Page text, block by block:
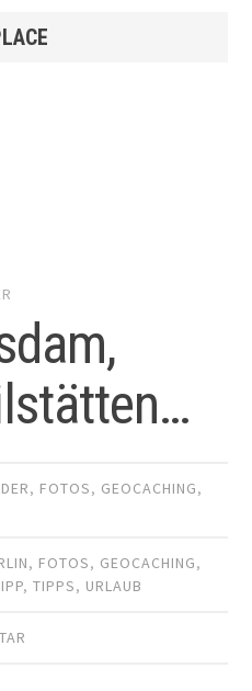
, FOTOS, GEOCACHING,
, FOTOS, GEOCACHING,
,TIPPS, URLAUB